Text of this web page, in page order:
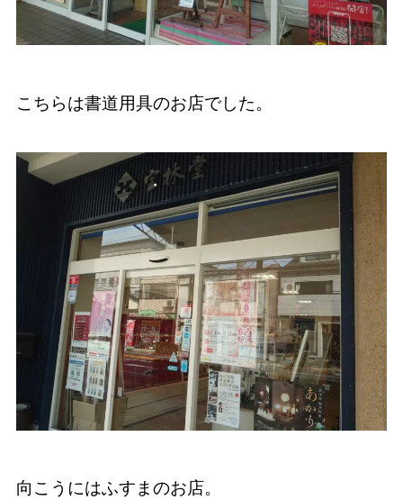
こちらは書道用具のお店でした。
向こうにはふすまのお店。